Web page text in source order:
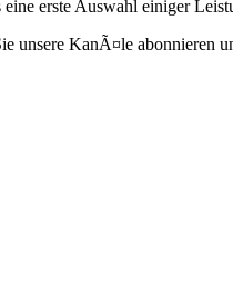
eine erste Auswahl einiger
unsere KanÃ¤le abonnieren